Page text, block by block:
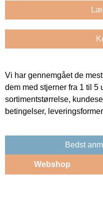
Vi har gennemgået de
dem med stjerner fra 1 til 5
sortimentstørrelse,
betingelser,
Bedst
Webshop